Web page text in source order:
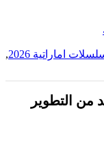
اماراتية 2026
,
من التطوير